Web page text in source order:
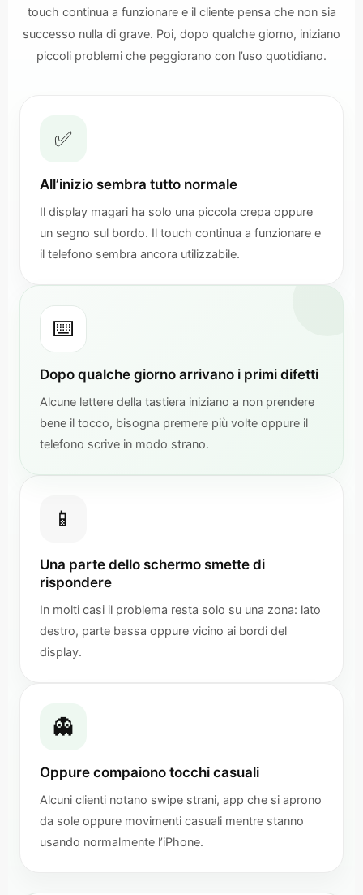
touch continua a funzionare e il cliente pensa che non sia
successo nulla di grave. Poi, dopo qualche giorno, iniziano
piccoli problemi che peggiorano con l’uso quotidiano.
✅
All’inizio sembra tutto normale
Il display magari ha solo una piccola crepa oppure
un segno sul bordo. Il touch continua a funzionare e
il telefono sembra ancora utilizzabile.
⌨️
Dopo qualche giorno arrivano i primi difetti
Alcune lettere della tastiera iniziano a non prendere
bene il tocco, bisogna premere più volte oppure il
telefono scrive in modo strano.
📱
Una parte dello schermo smette di
rispondere
In molti casi il problema resta solo su una zona: lato
destro, parte bassa oppure vicino ai bordi del
display.
👻
Oppure compaiono tocchi casuali
Alcuni clienti notano swipe strani, app che si aprono
da sole oppure movimenti casuali mentre stanno
usando normalmente l’iPhone.